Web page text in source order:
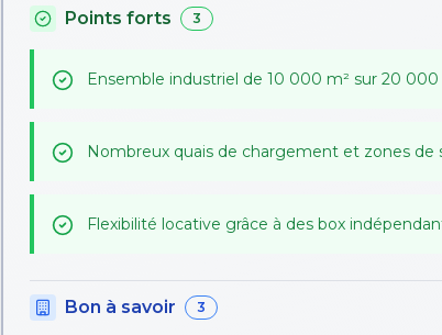
Points forts 3
Ensemble industriel de 10 000 m² sur 20
Nombreux quais de chargement et zones
Flexibilité locative grâce à des box
Bon à savoir 3